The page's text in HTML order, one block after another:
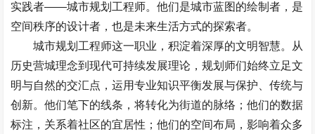
实践者——城市规划工程师。他们是城市蓝图的绘制者，是
空间秩序的设计者，也是未来生活方式的探索者。
城市规划工程师这一职业，积淀着深厚的文明智慧。从
历史营城理念到现代可持续发展理论，规划师们始终立足文
明与自然的交汇点，运用专业知识平衡发展与保护、传统与
创新。他们笔下的线条，将转化为街道的脉络；他们的数据
标注，关系着社区的宜居性；他们的空间布局，影响着众多